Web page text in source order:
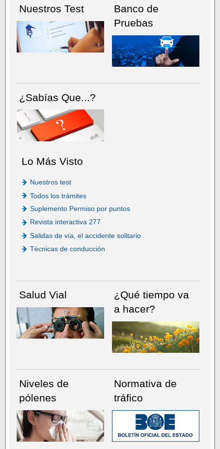
Nuestros Test
Banco de
Pruebas
¿Sabías Que...?
Lo Más Visto
Nuestros test
Todos los trámites
Suplemento Permiso por puntos
Revista interactiva 277
Salidas de vía, el accidente solitario
Técnicas de conducción
Salud Vial
¿Qué tiempo va
a hacer?
Niveles de
pólenes
Normativa de
tráfico